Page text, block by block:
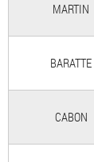
MARTIN
BARATTE
CABON